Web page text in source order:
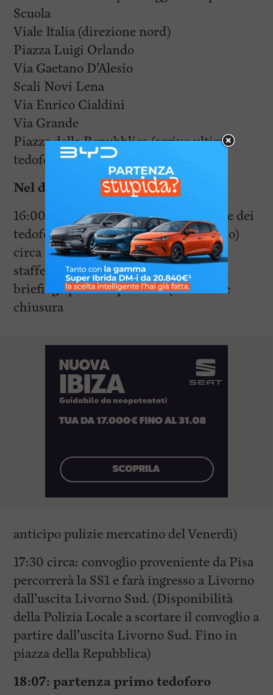
Scuola
Viale Italia (direzione nord)
Piazza Luigi Orlando
Via Gaetano D’Alesio
Scali Novi Lena
Via Enrico Cialdini
Via Grande
Piazza della Repubblica (arrivo ultimo
tedoforo intorno alle 19.30)
Nel dettaglio
16:00: il team incaricato della gestione dei
tedofori sarà presente sul posto (Stadio)
circa due ore prima dell’inizio della
staffetta, per svolgere i controlli e i
briefing operativi previsti. (Eventuale
chiusura
anticipo pulizie mercatino del Venerdì)
17:30 circa: convoglio proveniente da Pisa
percorrerà la SS1 e farà ingresso a Livorno
dall’uscita Livorno Sud. (Disponibilità
della Polizia Locale a scortare il convoglio a
partire dall’uscita Livorno Sud. Fino in
piazza della Repubblica)
18:07: partenza primo tedoforo